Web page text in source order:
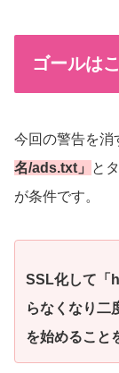
ゴールは
今回の警告を消
名/ads.txt」
と
が条件です。
SSL化して「
らなくなり二
を始めること